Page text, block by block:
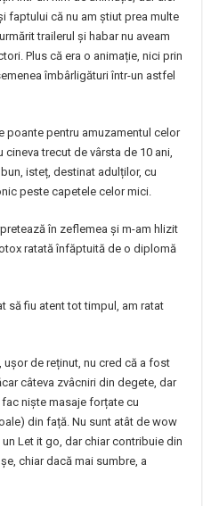
faptului că nu am știut prea multe
trailerul și habar nu aveam
Plus că era o animație, nici prin
îmbârligături într-un astfel
poante pentru amuzamentul celor
trecut de vârsta de 10 ani,
isteț, destinat adulților, cu
peste capetele celor mici.
în zeflemea și m-am hlizit
ratată înfăptuită de o diplomă
să fiu atent tot timpul, am ratat
de reținut, nu cred că a fost
câteva zvâcniri din degete, dar
niște masaje forțate cu
din față. Nu sunt atât de wow
Let it go, dar chiar contribuie din
chiar dacă mai sumbre, a